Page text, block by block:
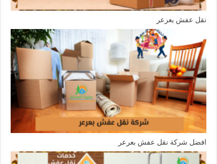
نقل عفش بعرعر
افضل شركة نقل عفش بعرعر